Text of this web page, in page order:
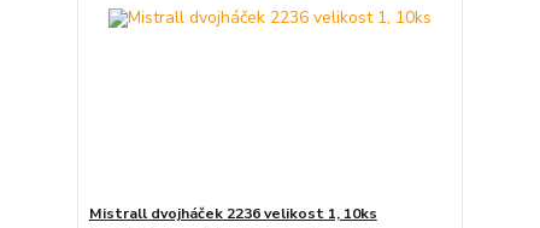
Mistrall dvojháček 2236 velikost 1, 10ks